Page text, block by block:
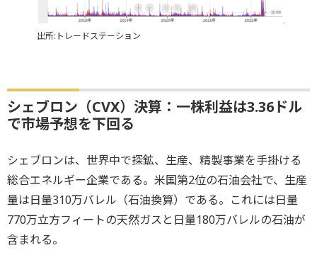
出所:トレードステーション
シェブロン（CVX）決算：一株利益は3.36ドル
で市場予想を下回る
シェブロンは、世界中で探鉱、生産、精製事業を手掛ける
総合エネルギー企業である。米国第2位の石油会社で、生産
量は日量310万バレル（石油換算）である。これには日量
770万立方フィートの天然ガスと日量180万バレルの石油が
含まれる。